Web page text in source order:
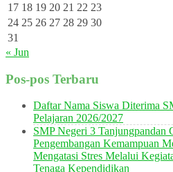
17 18 19 20 21 22 23
24 25 26 27 28 29 30
31
« Jun
Pos-pos Terbaru
Daftar Nama Siswa Diterima
Pelajaran 2026/2027
SMP Negeri 3 Tanjungpandan
Pengembangan Kemampuan
Mengatasi Stres Melalui
Tenaga Kependidikan